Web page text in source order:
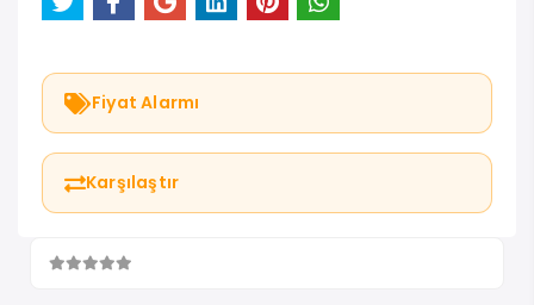
Fiyat Alarmı
Karşılaştır